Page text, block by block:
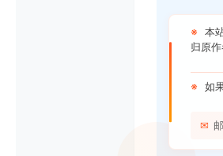
※ 本
归原
※ 如
✉